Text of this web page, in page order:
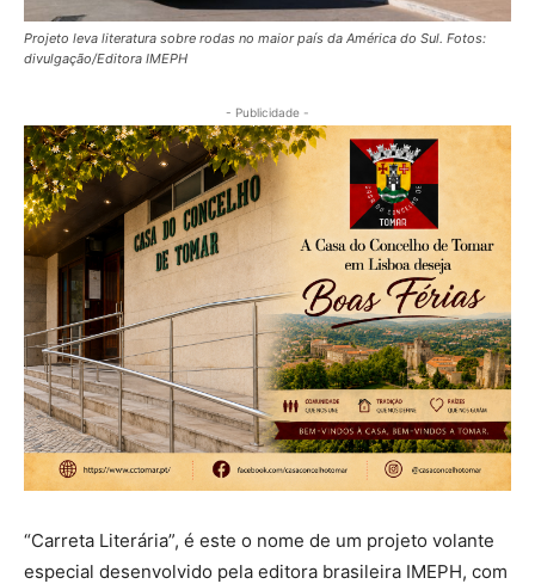
Projeto leva literatura sobre rodas no maior país da América do Sul. Fotos:
divulgação/Editora IMEPH
- Publicidade -
“Carreta Literária”, é este o nome de um projeto volante
especial desenvolvido pela editora brasileira IMEPH, com